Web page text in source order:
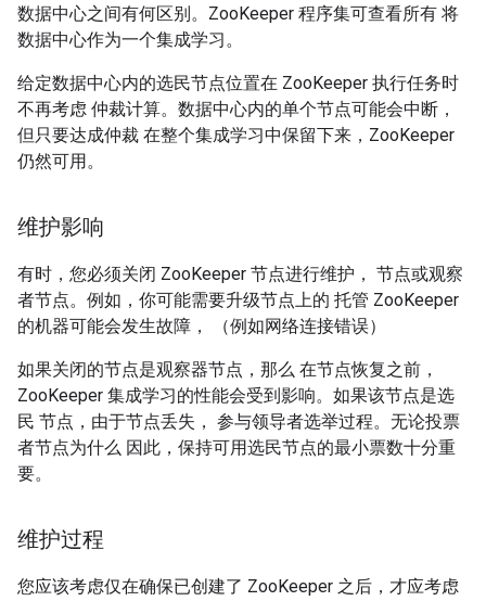
数据中心之间有何区别。ZooKeeper 程序集可查看所有 将
数据中心作为一个集成学习。
给定数据中心内的选民节点位置在 ZooKeeper 执行任务时
不再考虑 仲裁计算。数据中心内的单个节点可能会中断，
但只要达成仲裁 在整个集成学习中保留下来，ZooKeeper
仍然可用。
维护影响
有时，您必须关闭 ZooKeeper 节点进行维护， 节点或观察
者节点。例如，你可能需要升级节点上的 托管 ZooKeeper
的机器可能会发生故障， （例如网络连接错误）
如果关闭的节点是观察器节点，那么 在节点恢复之前，
ZooKeeper 集成学习的性能会受到影响。如果该节点是选
民 节点，由于节点丢失， 参与领导者选举过程。无论投票
者节点为什么 因此，保持可用选民节点的最小票数十分重
要。
维护过程
您应该考虑仅在确保已创建了 ZooKeeper 之后，才应考虑